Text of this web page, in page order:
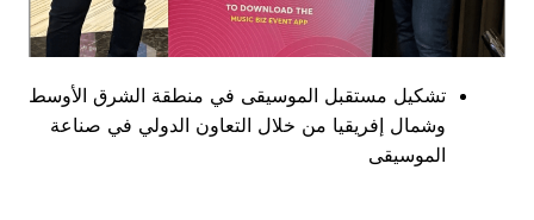
تشكيل مستقبل الموسيقى في منطقة الشرق الأوسط
وشمال إفريقيا من خلال التعاون الدولي في صناعة
الموسيقى